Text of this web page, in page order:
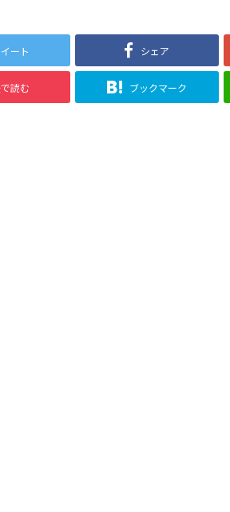
ート シェア
読む ブックマーク